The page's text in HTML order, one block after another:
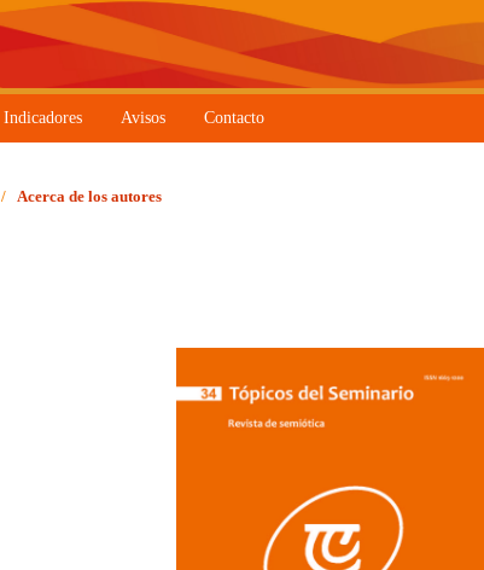
Indicadores Avisos Contacto
/ Acerca de los autores